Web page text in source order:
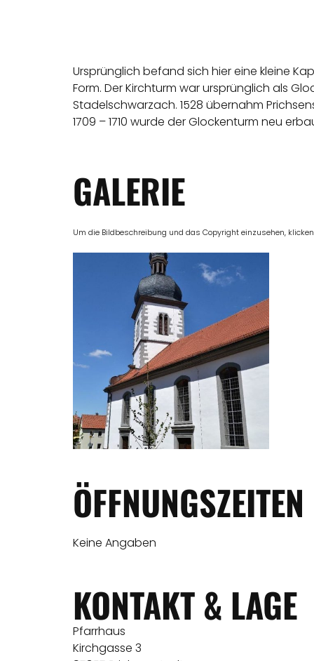
Ursprünglich befand sich hier eine kleine
Form. Der Kirchturm war ursprünglich als
Stadelschwarzach. 1528 übernahm
1709 – 1710 wurde der Glockenturm neu
GALERIE
Um die Bildbeschreibung und das Copyright einzusehen,
ÖFFNUNGSZEITEN
Keine Angaben
KONTAKT & LAGE
Pfarrhaus
Kirchgasse 3